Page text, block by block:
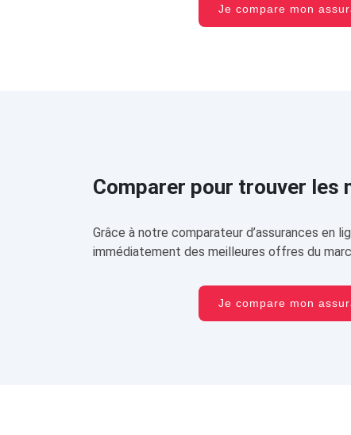
Je compare mon
Comparer pour trouver les
Grâce à notre comparateur d’assurances en
immédiatement des meilleures offres du
Je compare mon